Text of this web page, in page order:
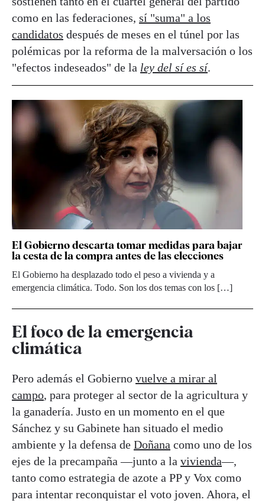
como en las federaciones, sí "suma" a los
candidatos después de meses en el túnel por las
polémicas por la reforma de la malversación o los
"efectos indeseados" de la ley del sí es sí.
El Gobierno descarta tomar medidas para bajar
la cesta de la compra antes de las elecciones
El Gobierno ha desplazado todo el peso a vivienda y a
emergencia climática. Todo. Son los dos temas con los […]
El foco de la emergencia
climática
Pero además el Gobierno vuelve a mirar al
campo, para proteger al sector de la agricultura y
la ganadería. Justo en un momento en el que
Sánchez y su Gabinete han situado el medio
ambiente y la defensa de Doñana como uno de los
ejes de la precampaña —junto a la vivienda—,
tanto como estrategia de azote a PP y Vox como
para intentar reconquistar el voto joven. Ahora, el